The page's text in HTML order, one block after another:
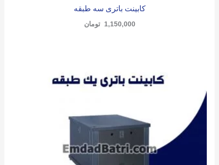
کابینت باتری سه طبقه
1,150,000 تومان